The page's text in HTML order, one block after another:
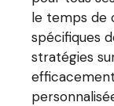
le temps de
spécifiques
stratégies